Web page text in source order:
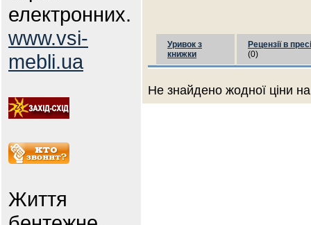
електронних.
www.vsi-
mebli.ua
Життя
Уривок з
книжки
Рецензії в пресі
(0)
Не знайдено жодної ціни